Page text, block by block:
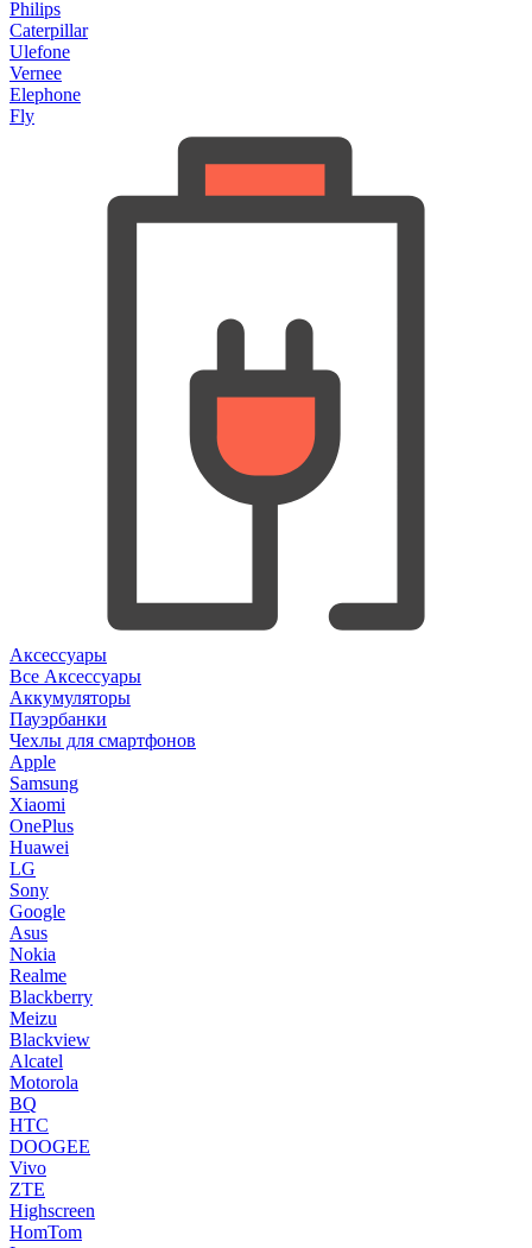
Philips
Caterpillar
Ulefone
Vernee
Elephone
Fly
Аксессуары
Все Аксессуары
Аккумуляторы
Пауэрбанки
Чехлы для смартфонов
Apple
Samsung
Xiaomi
OnePlus
Huawei
LG
Sony
Google
Asus
Nokia
Realme
Blackberry
Meizu
Blackview
Alcatel
Motorola
BQ
HTC
DOOGEE
Vivo
ZTE
Highscreen
HomTom